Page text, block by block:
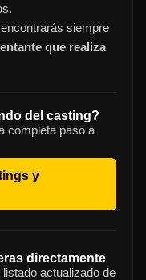
siempre
que realiza
del casting?
completa paso a
y
directamente
actualizado de